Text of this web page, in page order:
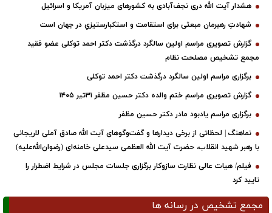
هشدار آیت الله دری نجف‌آبادی به کشورهای میزبان آمریکا و اسرائیل
شهادتِ رهبرمان مبعثی برای استقامت و استکبارستیزیِ در جهان است
گزارش تصویری مراسم اولین سالگرد درگذشت دکتر احمد توکلی عضو فقید
مجمع تشخیص مصلحت نظام
برگزاری مراسم اولین سالگرد درگذشت دکتر احمد توکلی
گزارش تصویری مراسم ختم والده دکتر حسین مظفر ۳۱تیر ۱۴۰۵
برگزاری مراسم یادبود مادر دکتر حسین مظفر
نماهنگ | لحظاتی از برخی دیدارها و گفت‌وگوهای آیت ‌الله صادق آملی لاریجانی
با رهبر شهید انقلاب، حضرت آیت‌ الله العظمی سیدعلی خامنه‌ای (رضوان‌الله‌علیه)
فیلم/ هیات عالی نظارت سازوکار برگزاری جلسات مجلس در شرایط اضطرار را
تایید کرد
مجمع تشخیص در رسانه ها